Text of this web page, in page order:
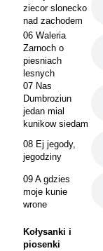
ziecor slonecko
nad zachodem
06 Waleria
Zarnoch o
piesniach
lesnych
07 Nas
Dumbroziun
jedan mial
kunikow siedam
08 Ej jegody,
jegodziny
09 A gdzies
moje kunie
wrone
Kołysanki i
piosenki